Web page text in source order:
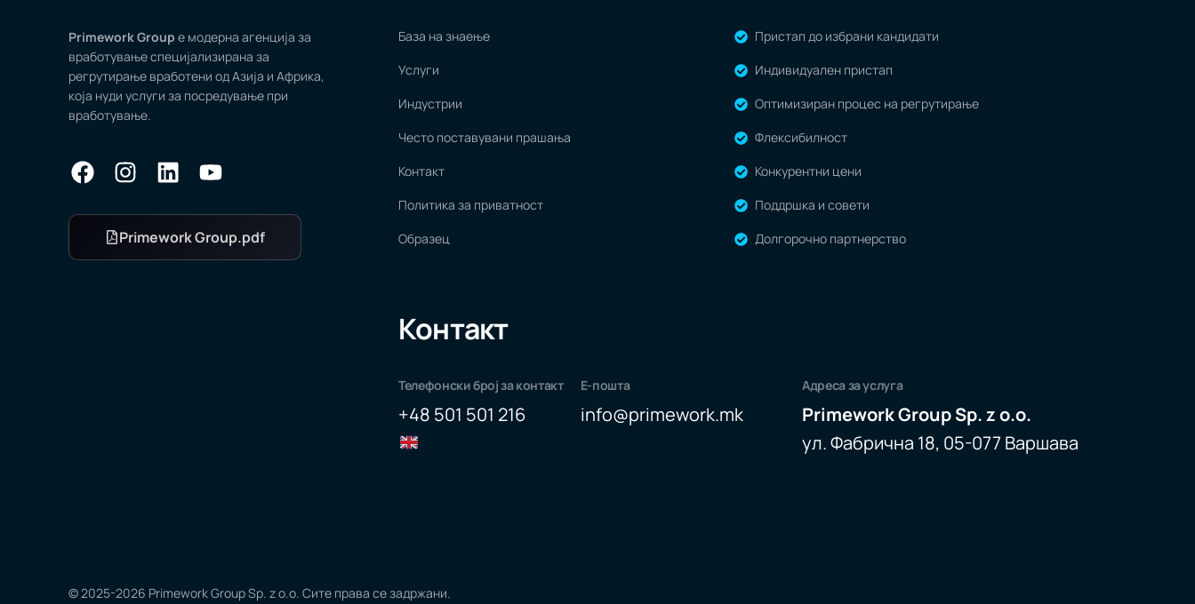
Primework Group е модерна агенција за
вработување специјализирана за
регрутирање вработени од Азија и Африка,
која нуди услуги за посредување при
вработување.
Primework Group.pdf
База на знаење
Услуги
Индустрии
Често поставувани прашања
Контакт
Политика за приватност
Образец
Пристап до избрани кандидати
Индивидуален пристап
Оптимизиран процес на регрутирање
Флексибилност
Конкурентни цени
Поддршка и совети
Долгорочно партнерство
Контакт
Телефонски број за контакт
+48 501 501 216
Е-пошта
info@primework.mk
Адреса за услуга
Primework Group Sp. z o.o.
ул. Фабрична 18, 05-077 Варшава
© 2025-2026 Primework Group Sp. z o.o. Сите права се задржани.